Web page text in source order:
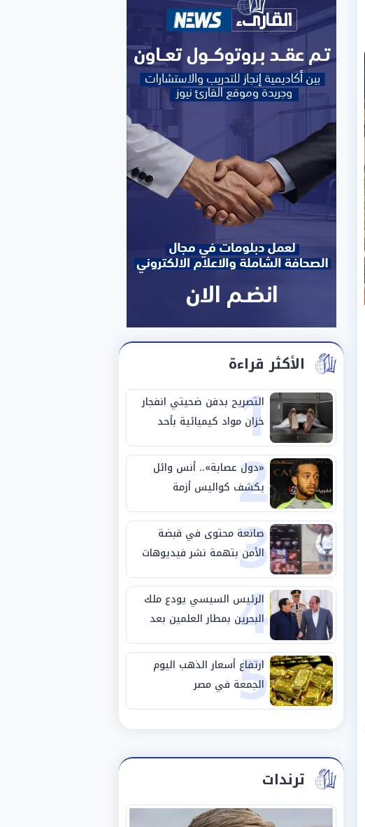
الأكثر قراءة
1
التصريح بدفن ضحيتي انفجار
خزان مواد كيميائية بأحد
مصانع الفيوم
2
«دول عصابة».. أنس وائل
يكشف كواليس أزمة
استبعاده المفاجئ من
الزمالك
3
صانعة محتوى في قبضة
الأمن بتهمة نشر فيديوهات
خادشة للحياء
4
الرئيس السيسي يودع ملك
البحرين بمطار العلمين بعد
انتهاء زيارته لمصر
5
ارتفاع أسعار الذهب اليوم
الجمعة في مصر
ترندات